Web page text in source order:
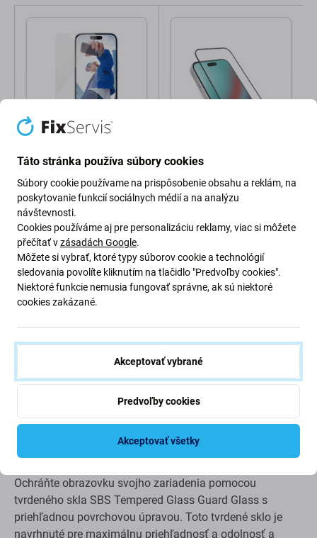
PanzerGlass - Tvrdené
Sklo pre iPhone 16,
transparentná
26,98 €
Skladom
SBS - Tvrdené Sklo Full
Cover pre iPhone 16,
čierna
18,98 €
Skladom
Doprava a vrátenie
SBS - Ochranné tvrdené sklo pre
iPhone 16, priehľadné
Ochráňte obrazovku svojho zariadenia pomocou
tvrdeného skla SBS Tempered Glass Guard Glass s
priehľadnou povrchovou úpravou. Toto tvrdené sklo je
navrhnuté pre maximálnu priehľadnosť a odolnosť a
Táto stránka používa súbory cookies
Súbory cookie používame na prispôsobenie obsahu a reklám, na
poskytovanie funkcií sociálnych médií a na analýzu
návštevnosti.
Cookies používáme aj pre personalizáciu reklamy, viac si môžete
přečítať vzásadách Google.
Môžete si vybrať, ktoré typy súborov cookie a technológií
sledovania povolíte kliknutím na tlačidlo "Predvoľby cookies".
Niektoré funkcie nemusia fungovať správne, ak sú niektoré
cookies zakázané.
Akceptovať vybrané
Predvoľby cookies
Akceptovať všetky